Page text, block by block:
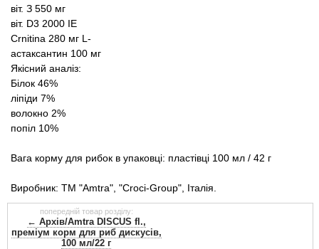
віт. З 550 мг
віт. D3 2000 IE
Crnitina 280 мг L-
астаксантин 100 мг
Якісний аналіз:
Білок 46%
ліпіди 7%
волокно 2%
попіл 10%
Вага корму для рибок в упаковці: пластівці 100 мл / 42 г
Виробник: ТМ "Amtra", "Сroci-Group", Італія.
попередній товар розділу:
← Архів/Amtra DISCUS fl.,
преміум корм для риб дискусів,
100 мл/22 г